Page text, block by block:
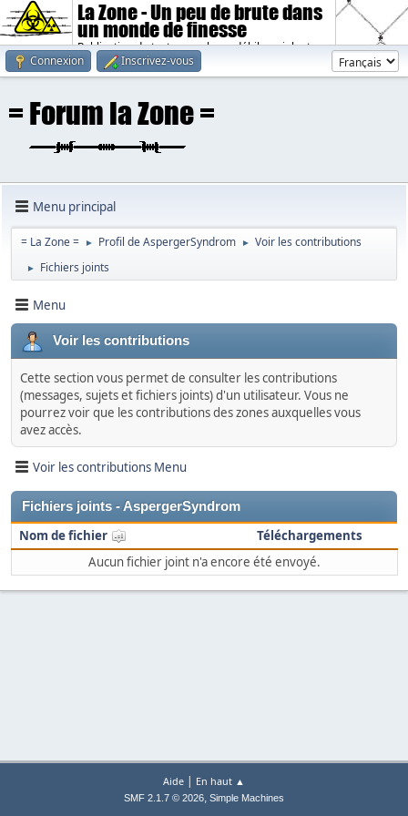
La Zone - Un peu de brute dans
un monde de finesse
Publication de textes sombres, débiles, violents.
Connexion
Inscrivez-vous
Menu principal
= La Zone = ► Profil de AspergerSyndrom ► Voir les contributions
► Fichiers joints
Menu
Voir les contributions
Cette section vous permet de consulter les contributions
(messages, sujets et fichiers joints) d'un utilisateur. Vous ne
pourrez voir que les contributions des zones auxquelles vous
avez accès.
Voir les contributions Menu
Fichiers joints - AspergerSyndrom
Nom de fichier
Téléchargements
Aucun fichier joint n'a encore été envoyé.
Aide | En haut ▲
SMF 2.1.7 © 2026, Simple Machines